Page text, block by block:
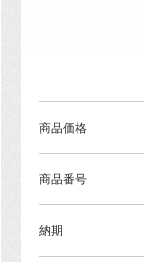
商品価格
商品番号
納期